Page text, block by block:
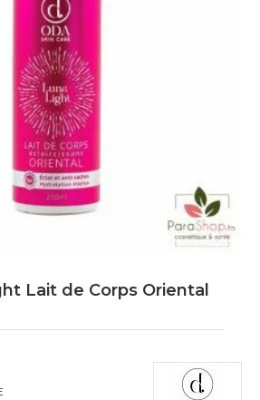
Lait de Corps Oriental